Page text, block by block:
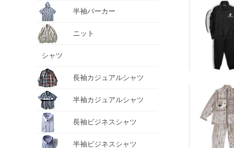
半袖パーカー
ニット
シャツ
長袖カジュアルシャツ
半袖カジュアルシャツ
長袖ビジネスシャツ
半袖ビジネスシャツ